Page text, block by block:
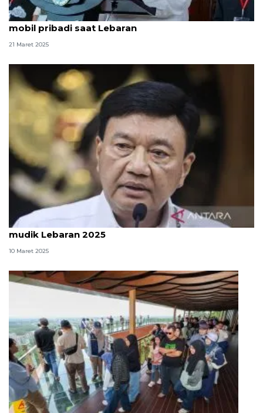
BG perkirakan 33,69 juta warga mudik dengan
mobil pribadi saat Lebaran
21 Maret 2025
164.268 personel dikerahkan jaga situasi selama
mudik Lebaran 2025
10 Maret 2025